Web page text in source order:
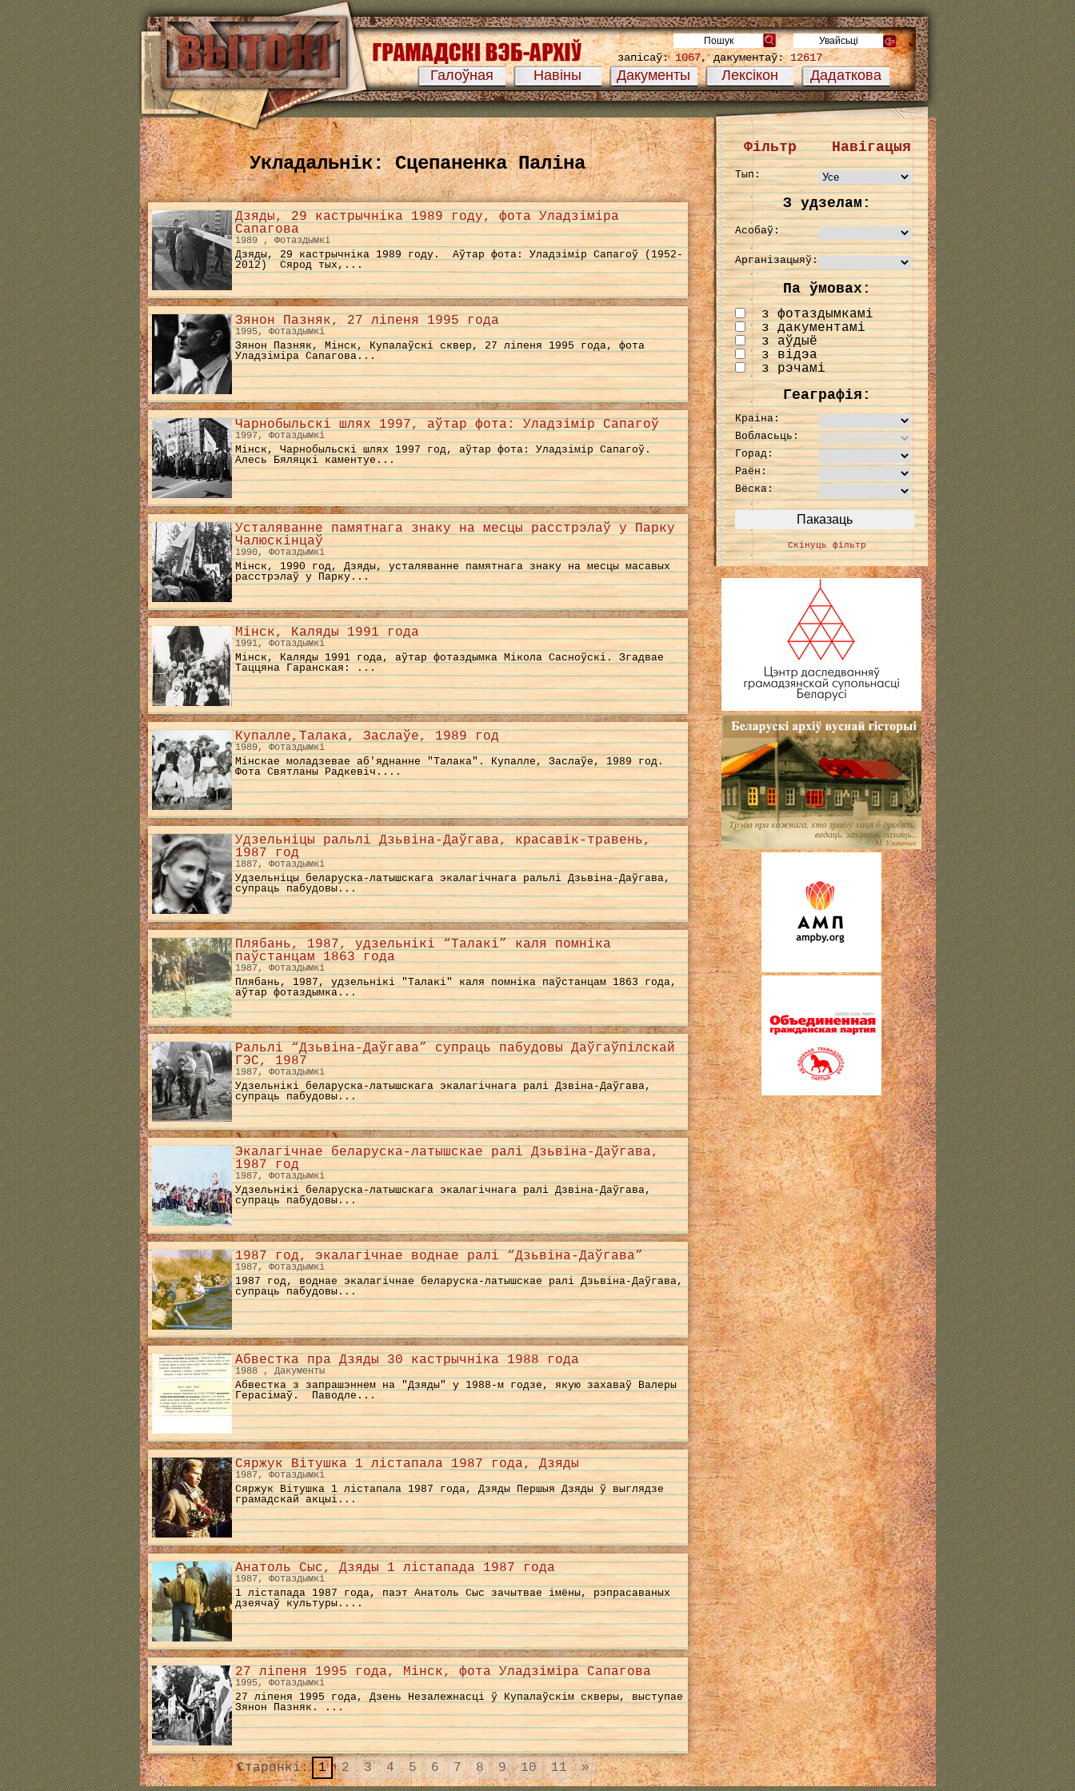
Галоўная Навіны Дакументы Лексікон Дадаткова
запісаў:1067, дакументаў:12617
Укладальнік: Сцепаненка Паліна
Дзяды, 29 кастрычніка 1989 году, фота Уладзіміра
Сапагова
1989 , Фотаздымкі
Дзяды, 29 кастрычніка 1989 году. Аўтар фота: Уладзімір Сапагоў (1952-
2012) Сярод тых,...
Зянон Пазняк, 27 ліпеня 1995 года
1995, Фотаздымкі
Зянон Пазняк, Мінск, Купалаўскі сквер, 27 ліпеня 1995 года, фота
Уладзіміра Сапагова...
Чарнобыльскі шлях 1997, аўтар фота: Уладзімір Сапагоў
1997, Фотаздымкі
Мінск, Чарнобыльскі шлях 1997 год, аўтар фота: Уладзімір Сапагоў.
Алесь Бяляцкі каментуе...
Усталяванне памятнага знаку на месцы расстрэлаў у Парку
Чалюскінцаў
1990, Фотаздымкі
Мінск, 1990 год, Дзяды, усталяванне памятнага знаку на месцы масавых
расстрэлаў у Парку...
Мінск, Каляды 1991 года
1991, Фотаздымкі
Мінск, Каляды 1991 года, аўтар фотаздымка Мікола Сасноўскі. Згадвае
Таццяна Гаранская: ...
Купалле,Талака, Заслаўе, 1989 год
1989, Фотаздымкі
Мінскае моладзевае аб'яднанне "Талака". Купалле, Заслаўе, 1989 год.
Фота Святланы Радкевіч....
Удзельніцы ральлі Дзьвіна-Даўгава, красавік-травень,
1987 год
1887, Фотаздымкі
Удзельніцы беларуска-латышскага экалагічнага ральлі Дзьвіна-Даўгава,
супраць пабудовы...
Плябань, 1987, удзельнікі “Талакі” каля помніка
паўстанцам 1863 года
1987, Фотаздымкі
Плябань, 1987, удзельнікі "Талакі" каля помніка паўстанцам 1863 года,
аўтар фотаздымка...
Ральлі “Дзьвіна-Даўгава” супраць пабудовы Даўгаўпілскай
ГЭС, 1987
1987, Фотаздымкі
Удзельнікі беларуска-латышскага экалагічнага ралі Дзвіна-Даўгава,
супраць пабудовы...
Экалагічнае беларуска-латышскае ралі Дзьвіна-Даўгава,
1987 год
1987, Фотаздымкі
Удзельнікі беларуска-латышскага экалагічнага ралі Дзвіна-Даўгава,
супраць пабудовы...
1987 год, экалагічнае воднае ралі “Дзьвіна-Даўгава”
1987, Фотаздымкі
1987 год, воднае экалагічнае беларуска-латышскае ралі Дзьвіна-Даўгава,
супраць пабудовы...
Абвестка пра Дзяды 30 кастрычніка 1988 года
1988 , Дакументы
Абвестка з запрашэннем на "Дзяды" у 1988-м годзе, якую захаваў Валеры
Герасімаў. Паводле...
Сяржук Вітушка 1 лістапала 1987 года, Дзяды
1987, Фотаздымкі
Сяржук Вітушка 1 лістапала 1987 года, Дзяды Першыя Дзяды ў выглядзе
грамадскай акцыі...
Анатоль Сыс, Дзяды 1 лістапада 1987 года
1987, Фотаздымкі
1 лістапада 1987 года, паэт Анатоль Сыс зачытвае імёны, рэпрасаваных
дзеячаў культуры....
27 ліпеня 1995 года, Мінск, фота Уладзіміра Сапагова
1995, Фотаздымкі
27 ліпеня 1995 года, Дзень Незалежнасці ў Купалаўскім скверы, выступае
Зянон Пазняк. ...
Старонкі: 1 2 3 4 5 6 7 8 9 10 11 »
Фільтр Навігацыя
Тып:
З удзелам:
Асобаў:
Арганізацыяў:
Па ўмовах:
з фотаздымкамі
з дакументамі
з аўдыё
з відэа
з рэчамі
Геаграфія:
Краіна:
Вобласьць:
Горад:
Раён:
Вёска:
Скінуць фільтр